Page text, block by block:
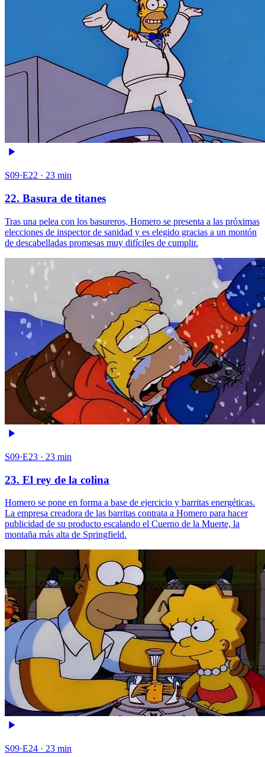
S09·E22 · 23 min
22. Basura de titanes
Tras una pelea con los basureros, Homero se presenta a las próximas
elecciones de inspector de sanidad y es elegido gracias a un montón
de descabelladas promesas muy difíciles de cumplir.
S09·E23 · 23 min
23. El rey de la colina
Homero se pone en forma a base de ejercicio y barritas energéticas.
La empresa creadora de las barritas contrata a Homero para hacer
publicidad de su producto escalando el Cuerno de la Muerte, la
montaña más alta de Springfield.
S09·E24 · 23 min